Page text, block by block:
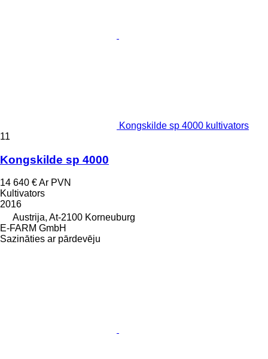
Kongskilde sp 4000 kultivators
11
Kongskilde sp 4000
14 640 €Ar PVN
Kultivators
2016
Austrija, At-2100 Korneuburg
E-FARM GmbH
Sazināties ar pārdevēju